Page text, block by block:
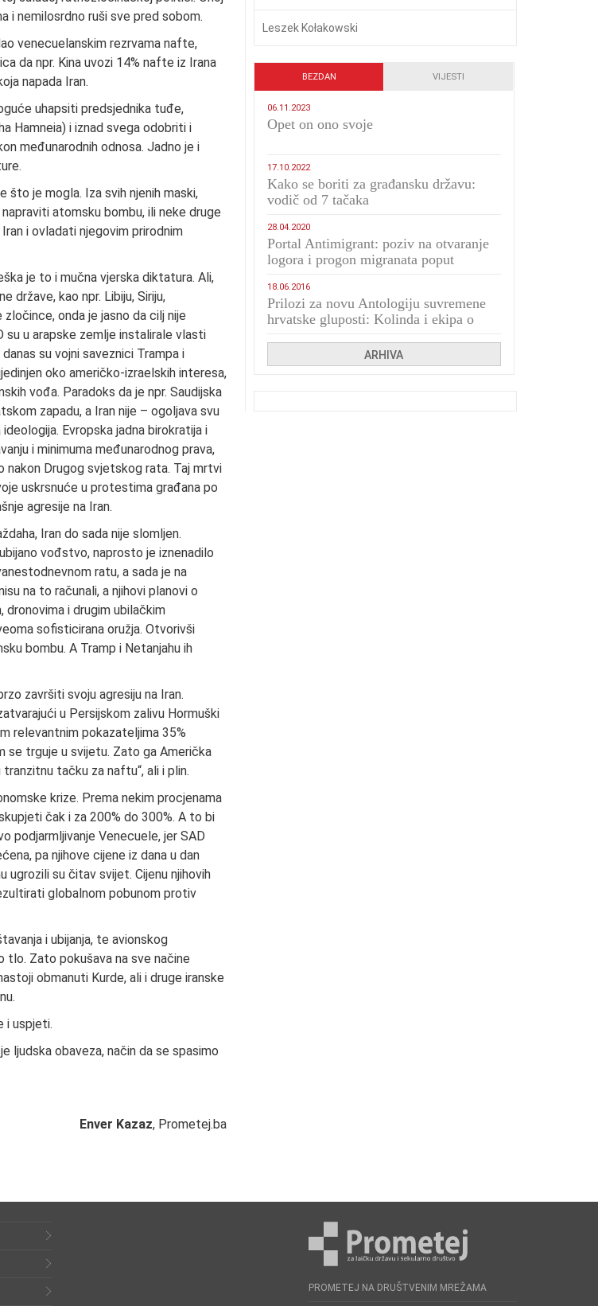
i nemilosrdno ruši sve pred sobom.
venecuelanskim rezrvama nafte,
da npr. Kina uvozi 14% nafte iz Irana
napada Iran.
uhapsiti predsjednika tuđe,
Hamneia) i iznad svega odobriti i
međunarodnih odnosa. Jadno je i
što je mogla. Iza svih njenih maski,
atomsku bombu, ili neke druge
i ovladati njegovim prirodnim
je to i mučna vjerska diktatura. Ali,
države, kao npr. Libiju, Siriju,
onda je jasno da cilj nije
u arapske zemlje instalirale vlasti
su vojni saveznici Trampa i
oko američko-izraelskih interesa,
vođa. Paradoks da je npr. Saudijska
zapadu, a Iran nije – ogoljava svu
Evropska jadna birokratija i
i minimuma međunarodnog prava,
nakon Drugog svjetskog rata. Taj mrtvi
uskrsnuće u protestima građana po
agresije na Iran.
Iran do sada nije slomljen.
vođstvo, naprosto je iznenadilo
ratu, a sada je na
na to računali, a njihovi planovi o
i drugim ubilačkim
sofisticirana oružja. Otvorivši
bombu. A Tramp i Netanjahu ih
završiti svoju agresiju na Iran.
u Persijskom zalivu Hormuški
relevantnim pokazateljima 35%
se trguje u svijetu. Zato ga Američka
tačku za naftu“, ali i plin.
krize. Prema nekim procjenama
čak i za 200% do 300%. A to bi
podjarmljivanje Venecuele, jer SAD
pa njihove cijene iz dana u dan
ugrozili su čitav svijet. Cijenu njihovih
globalnom pobunom protiv
i ubijanja, te avionskog
tlo. Zato pokušava na sve načine
obmanuti Kurde, ali i druge iranske
i uspjeti.
ljudska obaveza, način da se spasimo
Enver Kazaz, Prometej.ba
Leszek Kołakowski
BEZDAN VIJESTI
06.11.2023
​Opet on ono svoje
17.10.2022
Kako se boriti za građansku državu:
vodič od 7 tačaka
28.04.2020
Portal Antimigrant: poziv na otvaranje
logora i progon migranata poput
18.06.2016
Prilozi za novu Antologiju suvremene
hrvatske gluposti: Kolinda i ekipa o
ARHIVA
PROMETEJ NA DRUŠTVENIM MREŽAMA